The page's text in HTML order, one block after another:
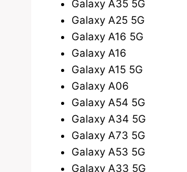
Galaxy A35 5G
Galaxy A25 5G
Galaxy A16 5G
Galaxy A16
Galaxy A15 5G
Galaxy A06
Galaxy A54 5G
Galaxy A34 5G
Galaxy A73 5G
Galaxy A53 5G
Galaxy A33 5G